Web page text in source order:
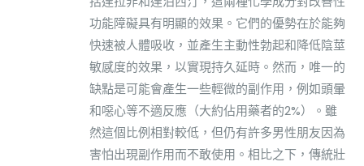
功能障礙具有明顯的效果。它們的優勢在於能夠
快速被人體吸收，並產生主動性勃起和降低陰莖
敏感度的效果，以實現持久延時。然而，唯一的
缺點是可能會產生一些輕微的副作用，例如頭暈
和噁心等不適反應（大約佔用藥者的2%）。雖
然這個比例相對較低，但仍有許多男性朋友因為
害怕出現副作用而不敢使用。相比之下，傳統壯